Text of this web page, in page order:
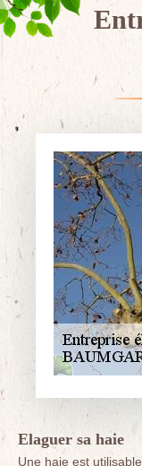
Elaguer sa haie
Une haie est